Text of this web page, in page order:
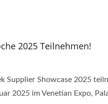
2025 Teilnehmen!
Supplier Showcase 2025
2025 im Venetian Expo,